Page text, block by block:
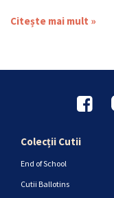
Citește mai mult »
Colecții Cutii
End of School
Cutii Ballotins